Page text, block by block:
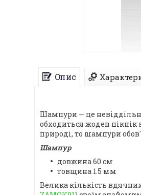
Опис
Шампури — це
обходиться жоден
природі, то шампури
Шампур
довжина 60 см
товщина 1.5 мм
Велика кількість